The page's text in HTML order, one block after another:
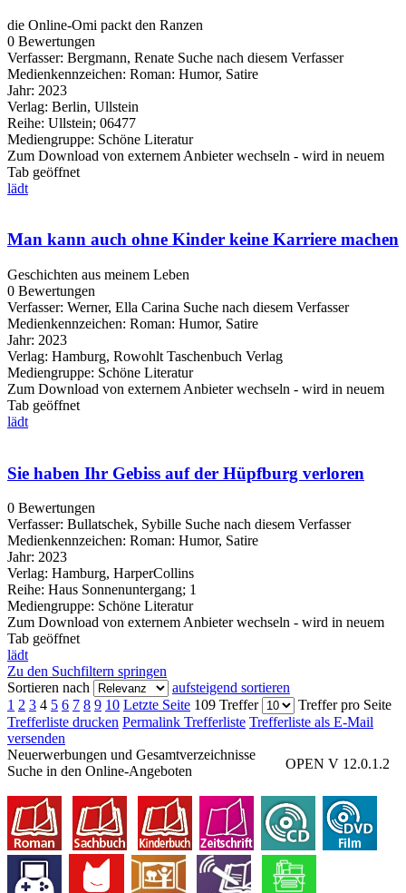
die Online-Omi packt den Ranzen
0 Bewertungen
Verfasser: Bergmann, Renate Suche nach diesem Verfasser
Medienkennzeichen: Roman: Humor, Satire
Jahr: 2023
Verlag: Berlin, Ullstein
Reihe: Ullstein; 06477
Mediengruppe: Schöne Literatur
Zum Download von externem Anbieter wechseln - wird in neuem
Tab geöffnet
lädt
Man kann auch ohne Kinder keine Karriere machen
Geschichten aus meinem Leben
0 Bewertungen
Verfasser: Werner, Ella Carina Suche nach diesem Verfasser
Medienkennzeichen: Roman: Humor, Satire
Jahr: 2023
Verlag: Hamburg, Rowohlt Taschenbuch Verlag
Mediengruppe: Schöne Literatur
Zum Download von externem Anbieter wechseln - wird in neuem
Tab geöffnet
lädt
Sie haben Ihr Gebiss auf der Hüpfburg verloren
0 Bewertungen
Verfasser: Bullatschek, Sybille Suche nach diesem Verfasser
Medienkennzeichen: Roman: Humor, Satire
Jahr: 2023
Verlag: Hamburg, HarperCollins
Reihe: Haus Sonnenuntergang; 1
Mediengruppe: Schöne Literatur
Zum Download von externem Anbieter wechseln - wird in neuem
Tab geöffnet
lädt
Zu den Suchfiltern springen
Sortieren nach
aufsteigend sortieren
1 2 3 4 5 6 7 8 9 10 Letzte Seite 109 Treffer
Treffer pro Seite
Trefferliste drucken Permalink Trefferliste Trefferliste als E-Mail
versenden
OPEN V 12.0.1.2
Neuerwerbungen und Gesamtverzeichnisse
Suche in den Online-Angeboten